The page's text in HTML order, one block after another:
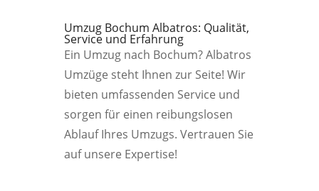
Umzug Bochum Albatros: Qualität,
Service und Erfahrung
Ein Umzug nach Bochum? Albatros
Umzüge steht Ihnen zur Seite! Wir
bieten umfassenden Service und
sorgen für einen reibungslosen
Ablauf Ihres Umzugs. Vertrauen Sie
auf unsere Expertise!